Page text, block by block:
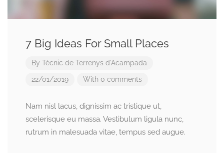
7 Big Ideas For Small Places
By Tècnic de Terrenys d'Acampada
22/01/2019 With 0 comments
Nam nisl lacus, dignissim ac tristique ut,
scelerisque eu massa. Vestibulum ligula nunc,
rutrum in malesuada vitae, tempus sed augue.